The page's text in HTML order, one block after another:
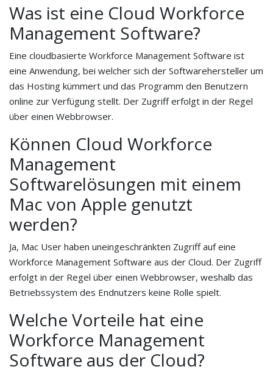
Was ist eine Cloud Workforce
Management Software?
Eine cloudbasierte Workforce Management Software ist
eine Anwendung, bei welcher sich der Softwarehersteller um
das Hosting kümmert und das Programm den Benutzern
online zur Verfügung stellt. Der Zugriff erfolgt in der Regel
über einen Webbrowser.
Können Cloud Workforce
Management
Softwarelösungen mit einem
Mac von Apple genutzt
werden?
Ja, Mac User haben uneingeschränkten Zugriff auf eine
Workforce Management Software aus der Cloud. Der Zugriff
erfolgt in der Regel über einen Webbrowser, weshalb das
Betriebssystem des Endnutzers keine Rolle spielt.
Welche Vorteile hat eine
Workforce Management
Software aus der Cloud?